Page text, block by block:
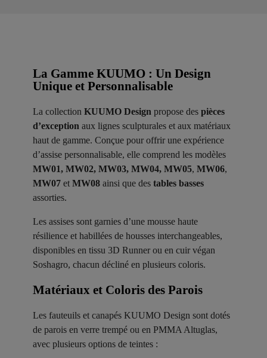
La Gamme KUUMO : Un Design
Unique et Personnalisable
La collection KUUMO Design propose des pièces
d’exception aux lignes sculpturales et aux matériaux
haut de gamme. Conçue pour offrir une expérience
d’assise personnalisable, elle comprend les modèles
MW01, MW02, MW03, MW04, MW05, MW06,
MW07 et MW08 ainsi que des tables basses
assorties.
Les assises sont garnies d’une mousse haute
résilience et habillées de housses interchangeables,
disponibles en tissu 3D Runner ou en cuir végan
Soshagro, chacun décliné en plusieurs coloris.
Matériaux et Coloris des Parois ​
Les fauteuils et canapés KUUMO Design sont dotés
de parois en verre trempé ou en PMMA Altuglas,
avec plusieurs options de teintes :